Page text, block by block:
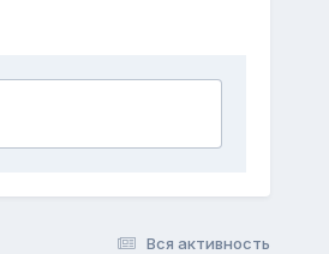
Вся активность